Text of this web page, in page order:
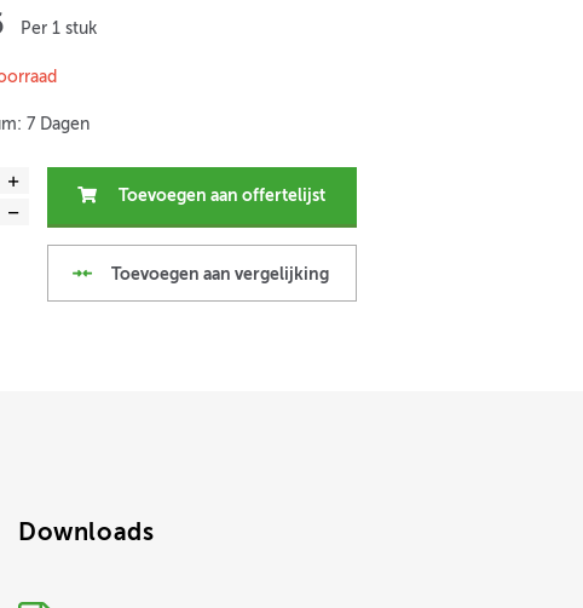
Per 1 stuk
7 Dagen
Toevoegen aan offertelijst
Toevoegen aan vergelijking
Downloads